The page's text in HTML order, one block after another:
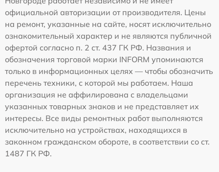
официальной авторизации от производителя. Цены
на ремонт, указанные на сайте, носят исключительно
ознакомительный характер и не являются публичной
офертой согласно п. 2 ст. 437 ГК РФ. Названия и
обозначения торговой марки INFORM упоминаются
только в информационных целях — чтобы обозначить
перечень техники, с которой мы работаем. Наша
организация не аффилирована с владельцами
указанных товарных знаков и не представляет их
интересы. Все виды ремонтных работ выполняются
исключительно на устройствах, находящихся в
законном гражданском обороте, в соответствии со ст.
1487 ГК РФ.